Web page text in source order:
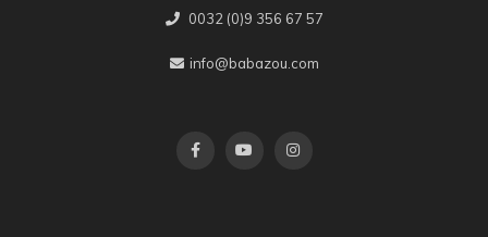
0032 (0)9 356 67 57
info@babazou.com